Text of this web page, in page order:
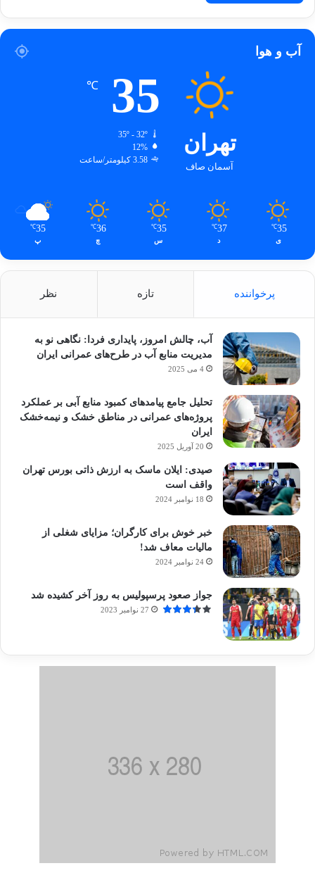
آب و هوا
تهران
آسمان صاف
35
℃
35º - 32º
12%
3.58 کیلومتر/ساعت
35
℃
ی
37
℃
د
35
℃
س
36
℃
چ
35
℃
پ
پرخواننده تازه نظر
آب، چالش امروز، پایداری فردا: نگاهی نو به
مدیریت منابع آب در طرح‌های عمرانی ایران
4 می 2025
تحلیل جامع پیامدهای کمبود منابع آبی بر عملکرد
پروژه‌های عمرانی در مناطق خشک و نیمه‌خشک
ایران
20 آوریل 2025
صیدی: ایلان ماسک به ارزش ذاتی بورس تهران
واقف است
18 نوامبر 2024
خبر خوش برای کارگران؛ مزایای شغلی از
مالیات معاف شد!
24 نوامبر 2024
جواز صعود پرسپولیس به روز آخر کشیده شد
27 نوامبر 2023